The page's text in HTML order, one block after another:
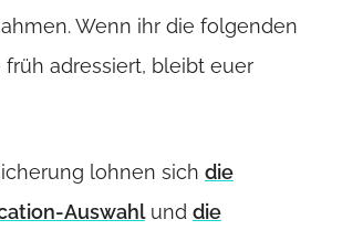
Wenn ihr die folgenden
adressiert, bleibt euer
lohnen sich die
Auswahlund die